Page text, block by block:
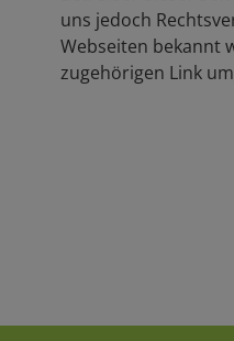
uns jedoch
Webseiten bekannt
zugehörigen Link